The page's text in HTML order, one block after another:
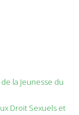
la Jeunesse du
Droit Sexuels et